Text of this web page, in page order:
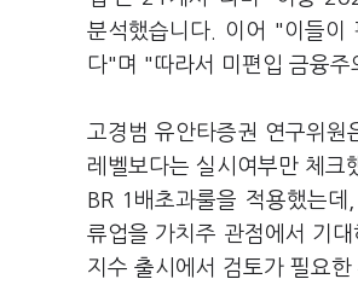
분석했습니다. 이어 "이들이
다"며 "따라서 미편입 금융주
고경범 유안타증권 연구위
레벨보다는 실시여부만 체
BR 1배초과룰을 적용했는
류업을 가치주 관점에서 기
지수 출시에서 검토가 필요한